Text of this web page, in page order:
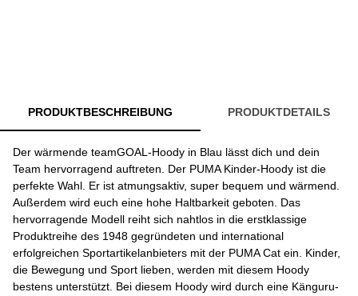
PRODUKTBESCHREIBUNG PRODUKTDETAILS
Der wärmende teamGOAL-Hoody in Blau lässt dich und dein
Team hervorragend auftreten. Der PUMA Kinder-Hoody ist die
perfekte Wahl. Er ist atmungsaktiv, super bequem und wärmend.
Außerdem wird euch eine hohe Haltbarkeit geboten. Das
hervorragende Modell reiht sich nahtlos in die erstklassige
Produktreihe des 1948 gegründeten und international
erfolgreichen Sportartikelanbieters mit der PUMA Cat ein. Kinder,
die Bewegung und Sport lieben, werden mit diesem Hoody
bestens unterstützt. Bei diesem Hoody wird durch eine Känguru-